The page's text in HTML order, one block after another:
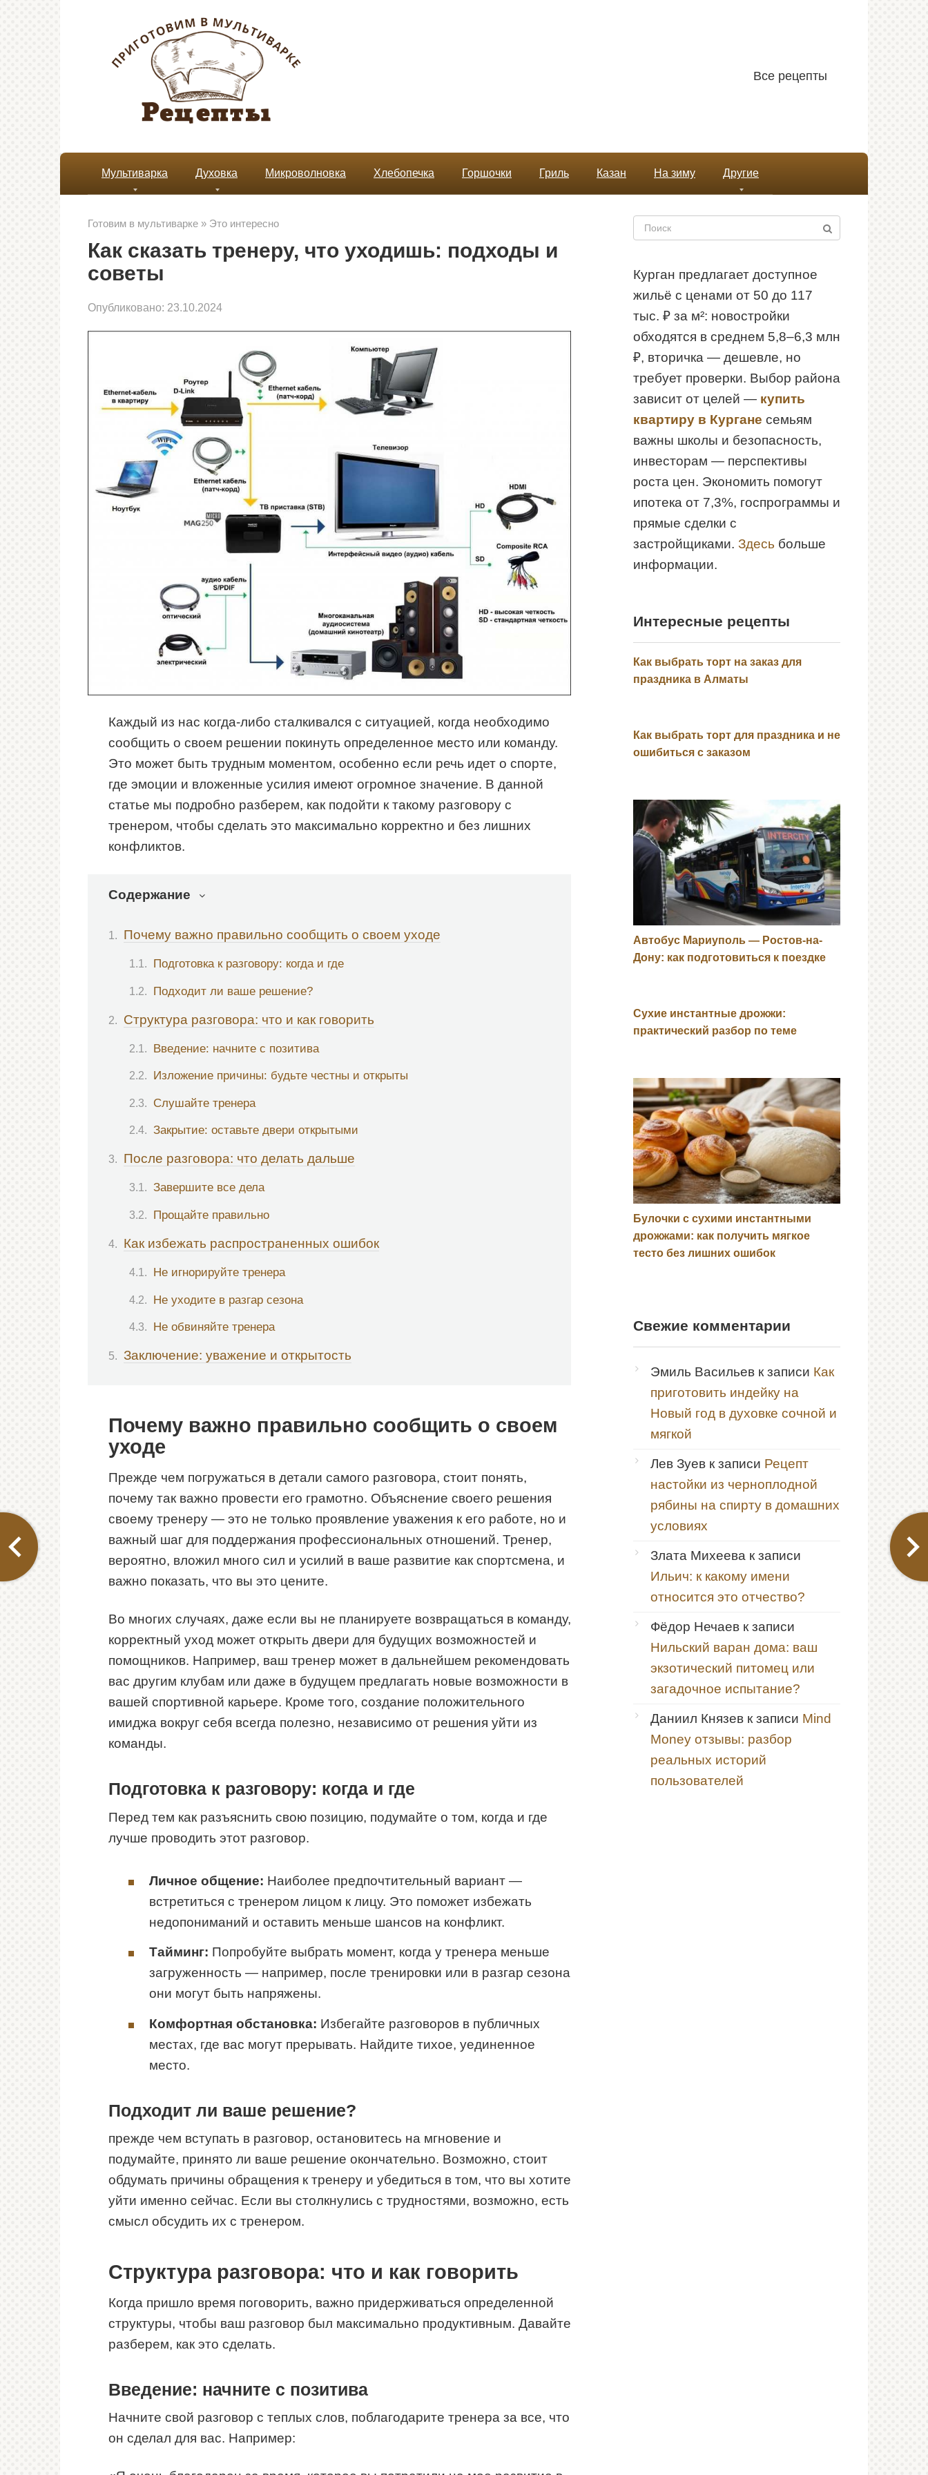
Все рецепты
Мультиварка Духовка Микроволновка Хлебопечка Горшочки Гриль Казан На зиму Другие
Готовим в мультиварке » Это интересно
Как сказать тренеру, что уходишь: подходы и
советы
Опубликовано: 23.10.2024
Каждый из нас когда-либо сталкивался с ситуацией, когда необходимо
сообщить о своем решении покинуть определенное место или команду.
Это может быть трудным моментом, особенно если речь идет о спорте,
где эмоции и вложенные усилия имеют огромное значение. В данной
статье мы подробно разберем, как подойти к такому разговору с
тренером, чтобы сделать это максимально корректно и без лишних
конфликтов.
Содержание
Почему важно правильно сообщить о своем уходе
Подготовка к разговору: когда и где
Подходит ли ваше решение?
Структура разговора: что и как говорить
Введение: начните с позитива
Изложение причины: будьте честны и открыты
Слушайте тренера
Закрытие: оставьте двери открытыми
После разговора: что делать дальше
Завершите все дела
Прощайте правильно
Как избежать распространенных ошибок
Не игнорируйте тренера
Не уходите в разгар сезона
Не обвиняйте тренера
Заключение: уважение и открытость
Почему важно правильно сообщить о своем
уходе
Прежде чем погружаться в детали самого разговора, стоит понять,
почему так важно провести его грамотно. Объяснение своего решения
своему тренеру — это не только проявление уважения к его работе, но и
важный шаг для поддержания профессиональных отношений. Тренер,
вероятно, вложил много сил и усилий в ваше развитие как спортсмена, и
важно показать, что вы это цените.
Во многих случаях, даже если вы не планируете возвращаться в команду,
корректный уход может открыть двери для будущих возможностей и
помощников. Например, ваш тренер может в дальнейшем рекомендовать
вас другим клубам или даже в будущем предлагать новые возможности в
вашей спортивной карьере. Кроме того, создание положительного
имиджа вокруг себя всегда полезно, независимо от решения уйти из
команды.
Подготовка к разговору: когда и где
Перед тем как разъяснить свою позицию, подумайте о том, когда и где
лучше проводить этот разговор.
Личное общение: Наиболее предпочтительный вариант —
встретиться с тренером лицом к лицу. Это поможет избежать
недопониманий и оставить меньше шансов на конфликт.
Тайминг: Попробуйте выбрать момент, когда у тренера меньше
загруженность — например, после тренировки или в разгар сезона
они могут быть напряжены.
Комфортная обстановка: Избегайте разговоров в публичных
местах, где вас могут прерывать. Найдите тихое, уединенное
место.
Подходит ли ваше решение?
прежде чем вступать в разговор, остановитесь на мгновение и
подумайте, принято ли ваше решение окончательно. Возможно, стоит
обдумать причины обращения к тренеру и убедиться в том, что вы хотите
уйти именно сейчас. Если вы столкнулись с трудностями, возможно, есть
смысл обсудить их с тренером.
Структура разговора: что и как говорить
Когда пришло время поговорить, важно придерживаться определенной
структуры, чтобы ваш разговор был максимально продуктивным. Давайте
разберем, как это сделать.
Введение: начните с позитива
Начните свой разговор с теплых слов, поблагодарите тренера за все, что
он сделал для вас. Например:
Поиск:
Курган предлагает доступное
жильё с ценами от 50 до 117
тыс. ₽ за м²: новостройки
обходятся в среднем 5,8–6,3 млн
₽, вторичка — дешевле, но
требует проверки. Выбор района
зависит от целей — купить
квартиру в Кургане семьям
важны школы и безопасность,
инвесторам — перспективы
роста цен. Экономить помогут
ипотека от 7,3%, госпрограммы и
прямые сделки с
застройщиками. Здесь больше
информации.
Интересные рецепты
Как выбрать торт на заказ для
праздника в Алматы
Как выбрать торт для праздника и не
ошибиться с заказом
Автобус Мариуполь — Ростов-на-
Дону: как подготовиться к поездке
Сухие инстантные дрожжи:
практический разбор по теме
Булочки с сухими инстантными
дрожжами: как получить мягкое
тесто без лишних ошибок
Свежие комментарии
Эмиль Васильев к записи Как
приготовить индейку на
Новый год в духовке сочной и
мягкой
Лев Зуев к записи Рецепт
настойки из черноплодной
рябины на спирту в домашних
условиях
Злата Михеева к записи
Ильич: к какому имени
относится это отчество?
Фёдор Нечаев к записи
Нильский варан дома: ваш
экзотический питомец или
загадочное испытание?
Даниил Князев к записи Mind
Money отзывы: разбор
реальных историй
пользователей